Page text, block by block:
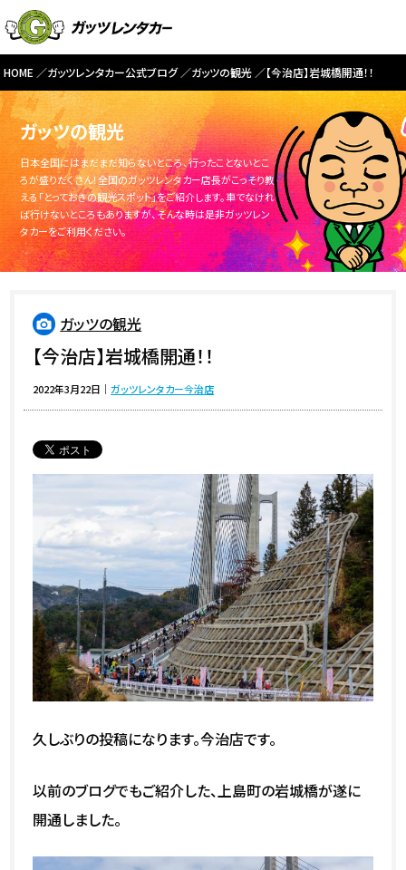
HOME ガッツレンタカー公式ブログ ガッツの観光 【今治店】岩城橋開通！！
ガッツの観光
日本全国にはまだまだ知らないところ、行ったことないとこ
ろが盛りだくさん！全国のガッツレンタカー店長がこっそり教
える「とっておきの観光スポット」をご紹介します。車でなけれ
ば行けないところもありますが、そんな時は是非ガッツレン
タカーをご利用ください。
ガッツの観光
【今治店】岩城橋開通！！
2022年3月22日 ｜ガッツレンタカー今治店
久しぶりの投稿になります。今治店です。
以前のブログでもご紹介した、上島町の岩城橋が遂に
開通しました。